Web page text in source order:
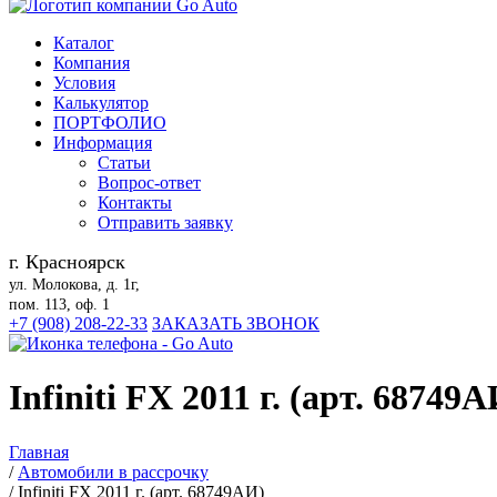
Каталог
Компания
Условия
Калькулятор
ПОРТФОЛИО
Информация
Статьи
Вопрос-ответ
Контакты
Отправить заявку
г. Красноярск
ул. Молокова, д. 1г,
пом. 113, оф. 1
+7 (908) 208-22-33 ЗАКАЗАТЬ ЗВОНОК
Infiniti FX 2011 г. (арт.
Главная
/ Автомобили в рассрочку
/Infiniti FX 2011 г. (арт. 68749АИ)